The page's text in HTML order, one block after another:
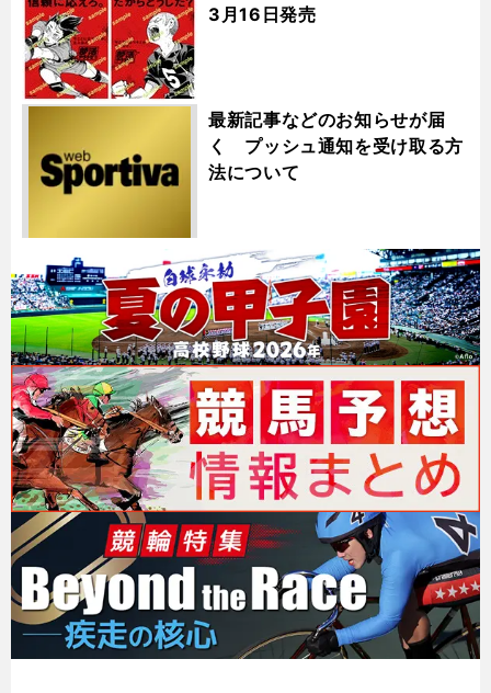
3月16日発売
最新記事などのお知らせが届
く プッシュ通知を受け取る方
法について